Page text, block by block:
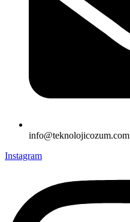
info@teknolojicozum.com
Instagram